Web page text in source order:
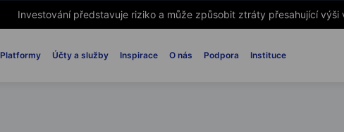
Platformy Účty a služby Inspirace O nás Podpora Instituce
Investování představuje riziko a může způsobit ztráty přesahující výši